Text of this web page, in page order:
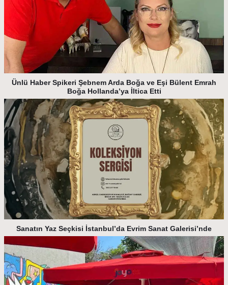
Ünlü Haber Spikeri Şebnem Arda Boğa ve Eşi Bülent Emrah
Boğa Hollanda’ya İltica Etti
Sanatın Yaz Seçkisi İstanbul’da Evrim Sanat Galerisi’nde